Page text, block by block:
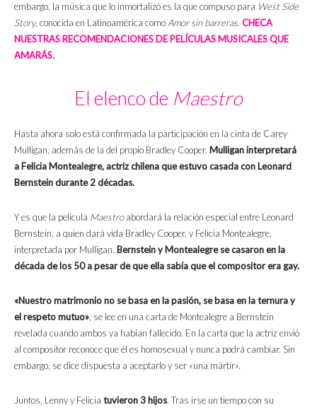
embargo, la música que lo inmortalizó es la que compuso para West Side
Story, conocida en Latinoamérica comoAmor sin barreras. CHECA
NUESTRAS RECOMENDACIONES DE PELÍCULAS MUSICALES QUE
AMARÁS.
El elenco de Maestro
Hasta ahora solo está confirmada la participación en la cinta de Carey
Mulligan, además de la del propio Bradley Cooper. Mulligan interpretará
a Felicia Montealegre, actriz chilena que estuvo casada con Leonard
Bernstein durante 2 décadas.
Y es que la película Maestroabordará la relación especial entre Leonard
Bernstein, a quien dará vida Bradley Cooper, y Felicia Montealegre,
interpretada por Mulligan. Bernstein y Montealegre se casaron en la
década de los 50 a pesar de que ella sabía que el compositor era gay.
«Nuestro matrimonio no se basa en la pasión, se basa en la ternura y
el respeto mutuo», se lee en una carta de Montealegre a Bernstein
revelada cuando ambos ya habían fallecido. En la carta que la actriz envió
al compositor reconoce que él es homosexual y nunca podrá cambiar. Sin
embargo, se dice dispuesta a aceptarlo y ser «una mártir».
Juntos, Lenny y Felicia tuvieron 3 hijos. Tras irse un tiempo con su